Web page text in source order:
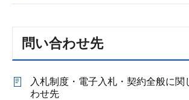
問い合わせ先
入札制度・電子入札・契約全般に関
わせ先